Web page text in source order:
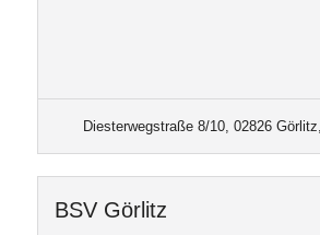
Diesterwegstraße 8/10, 02826
BSV Görlitz